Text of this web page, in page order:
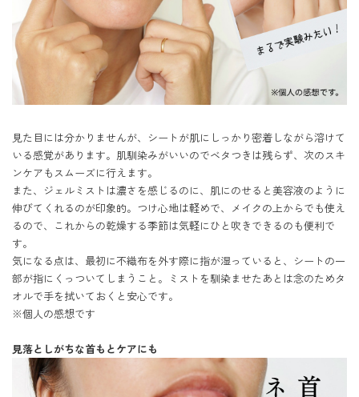
見た目には分かりませんが、シートが肌にしっかり密着しながら溶けて
いる感覚があります。肌馴染みがいいのでベタつきは残らず、次のスキ
ンケアもスムーズに行えます。
また、ジェルミストは濃さを感じるのに、肌にのせると美容液のように
伸びてくれるのが印象的。つけ心地は軽めで、メイクの上からでも使え
るので、これからの乾燥する季節は気軽にひと吹きできるのも便利で
す。
気になる点は、最初に不織布を外す際に指が湿っていると、シートの一
部が指にくっついてしまうこと。ミストを馴染ませたあとは念のためタ
オルで手を拭いておくと安心です。
※個人の感想です
見落としがちな首もとケアにも